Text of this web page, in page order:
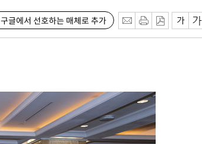
구글에서 선호하는 매체로 추가